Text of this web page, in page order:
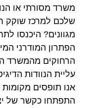
משרד מסורתי או
שלכם למרכז שוקק
מגוונים? היכנסו
הפתרון המודרני
הרחוקים מהמשרד
עליית הנוודות
אנו תופסים מקומות
התפתחו כקשר של